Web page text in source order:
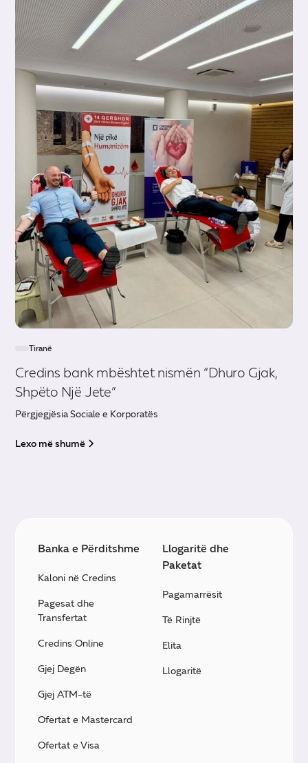
Tiranë
Credins bank mbështet nismën “Dhuro Gjak,
Shpëto Një Jete”
Përgjegjësia Sociale e Korporatës
Lexo më shumë
Banka e Përditshme
Kaloni në Credins
Pagesat dhe
Transfertat
Credins Online
Gjej Degën
Gjej ATM-të
Ofertat e Mastercard
Ofertat e Visa
Llogaritë dhe
Paketat
Pagamarrësit
Të Rinjtë
Elita
Llogaritë